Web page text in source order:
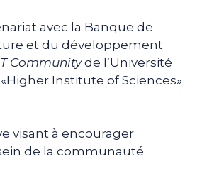
avec la Banque de
et du développement
Communityde l’Université
Institute of Sciences»
visant à encourager
de la communauté